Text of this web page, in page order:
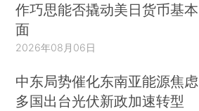
作巧思能否撬动美日货币基本
面
2026年08月06日
中东局势催化东南亚能源焦虑
多国出台光伏新政加速转型